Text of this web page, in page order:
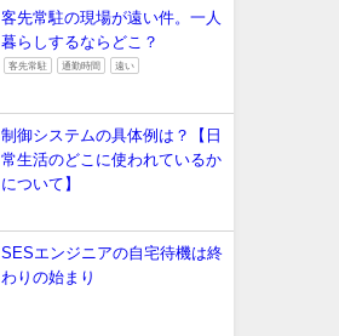
客先常駐の現場が遠い件。一人
暮らしするならどこ？
客先常駐 通勤時間 遠い
制御システムの具体例は？【日
常生活のどこに使われているか
について】
SESエンジニアの自宅待機は終
わりの始まり